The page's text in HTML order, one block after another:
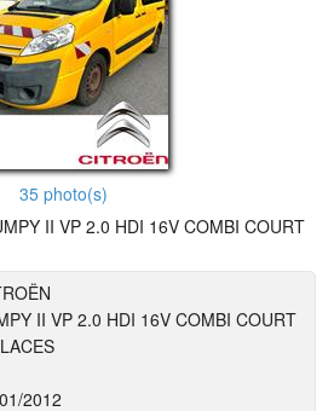
35 photo(s)
II VP 2.0 HDI 16V COMBI COURT
II VP 2.0 HDI 16V COMBI COURT
2012